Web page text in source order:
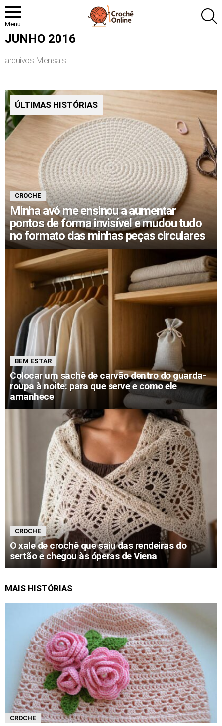
Menu
JUNHO 2016
arquivos Mensais
ÚLTIMAS HISTÓRIAS
CROCHE
Minha avó me ensinou a aumentar
pontos de forma invisível e mudou tudo
no formato das minhas peças circulares
BEM ESTAR
Colocar um sachê de carvão dentro do guarda-
roupa à noite: para que serve e como ele
amanhece
CROCHE
O xale de crochê que saiu das rendeiras do
sertão e chegou às óperas de Viena
MAIS HISTÓRIAS
CROCHE